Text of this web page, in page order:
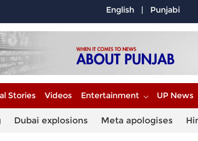
English | Punjabi
Stories Videos Entertainment UP News
Dubai explosions Meta apologises